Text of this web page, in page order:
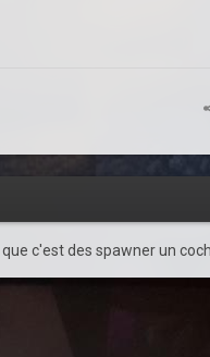
c'est des spawner un